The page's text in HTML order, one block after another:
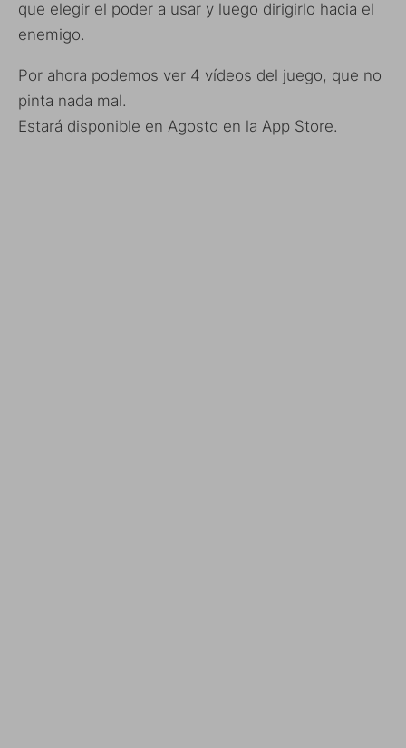
que elegir el poder a usar y luego dirigirlo hacia el
enemigo.
Por ahora podemos ver 4 vídeos del juego, que no
pinta nada mal.
Estará disponible en Agosto en la App Store.